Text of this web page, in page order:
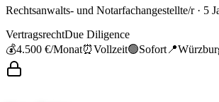
Rechtsanwalts- und Notarfachangestellte/r· 5
VertragsrechtDue Diligence
💰4.500 €/Monat⏰Vollzeit🟢Sofort 📍